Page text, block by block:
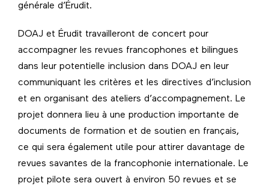
générale d’Érudit.
DOAJ et Érudit travailleront de concert pour
accompagner les revues francophones et bilingues
dans leur potentielle inclusion dans DOAJ en leur
communiquant les critères et les directives d’inclusion
et en organisant des ateliers d’accompagnement. Le
projet donnera lieu à une production importante de
documents de formation et de soutien en français,
ce qui sera également utile pour attirer davantage de
revues savantes de la francophonie internationale. Le
projet pilote sera ouvert à environ 50 revues et se